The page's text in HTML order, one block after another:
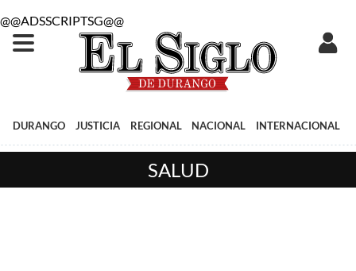
@@ADSSCRIPTSG@@
DURANGO JUSTICIA REGIONAL NACIONAL INTERNACIONAL
SALUD